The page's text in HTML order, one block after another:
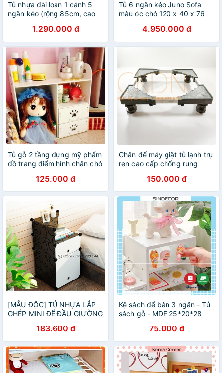
Tủ nhựa đài loan 1 cánh 5
ngăn kéo (rộng 85cm, cao
1.290.000 đ
Tủ 6 ngăn kéo Juno Sofa
màu óc chó 120 x 40 x 76
4.950.000 đ
Tủ gỗ 2 tầng đựng mỹ phẩm
đồ trang điểm hình chân chó
125.000 đ
Chân đế máy giặt tủ lạnh trụ
ren cao cấp chống rung
150.000 đ
[MẪU ĐỘC] TỦ NHỰA LẮP
GHÉP MINI ĐỂ ĐẦU GIƯỜNG
183.600 đ
Kệ sách để bàn 3 ngăn - Tủ
sách gỗ - MDF 25*20*28
75.000 đ